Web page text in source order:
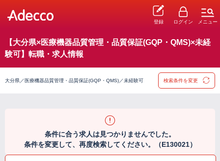
登録 ログイン メニュー
【大分県×医療機器品質管理・品質保証(GQP・QMS)×未経
験可】転職・求人情報
大分県／医療機器品質管理・品質保証(GQP・QMS)／未経験可 検索条件を変更
条件に合う求人は見つかりませんでした。
条件を変更して、再度検索してください。（E130021）